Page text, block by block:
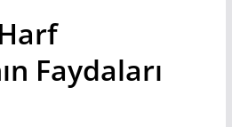
Faydaları